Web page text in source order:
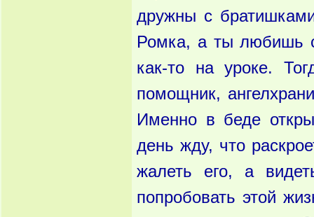
дружны с
Ромка, а ты любишь
как-то на уроке.
помощник,
Именно в беде
день жду, что
жалеть его, а
попробовать этой